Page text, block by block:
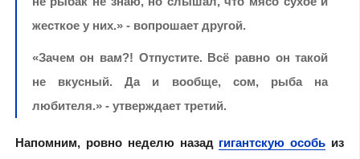
жесткое у них.» - вопрошает другой.
«Зачем он вам?! Отпустите. Всё равно он такой
не вкусный. Да и вообще, сом, рыба на
любителя.» - утверждает третий.
Напомним, ровно неделю назад гигантскую особь из